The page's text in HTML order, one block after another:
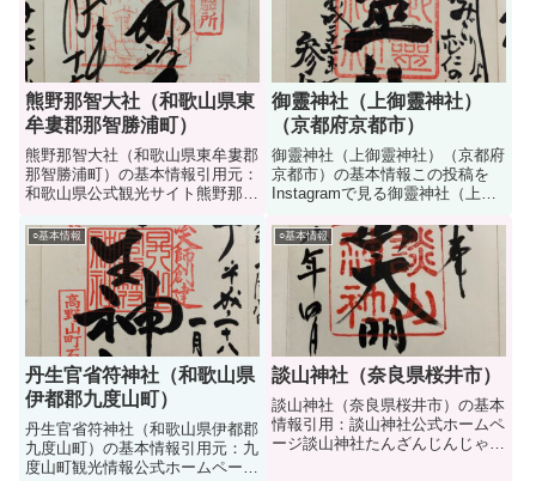
熊野那智大社（和歌山県東
牟婁郡那智勝浦町）
熊野那智大社（和歌山県東牟婁郡
那智勝浦町）の基本情報引用元：
和歌山県公式観光サイト熊野那智
報（御祭神、御利益、霊場、由
緒、境内、御朱印、アクセス）で
す。熊野那智大社の御祭神熊野夫
須美大神くまのふすみのおおかみ
熊...
御靈神社（上御靈神社）
（京都府京都市）
御靈神社（上御靈神社）（京都府
京都市）の基本情報この投稿を
Instagramで見る御靈神社（上御
た投稿御靈神社（上御靈神社）ご
りょうじんじゃ（かみごりょうじ
んじゃ）の基本情報（御祭神、御
利益、霊場...
○基本情報
丹生官省符神社（和歌山県
伊都郡九度山町）
丹生官省符神社（和歌山県伊都郡
九度山町）の基本情報引用元：九
度山町観光情報公式ホームページ
○基本情報
談山神社（奈良県桜井市）
談山神社（奈良県桜井市）の基本
情報引用：談山神社公式ホームペ
ージ談山神社たんざんじんじゃの